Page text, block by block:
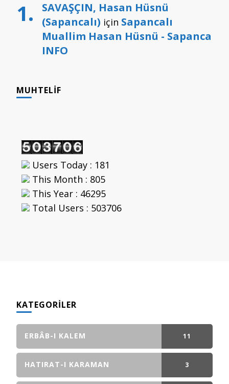
SAVAŞÇIN, Hasan Hüsnü
(Sapancalı) için Sapancalı
Muallim Hasan Hüsnü - Sapanca
INFO
MUHTELIF
Users Today : 181
This Month : 805
This Year : 46295
Total Users : 503706
KATEGORILER
ERBÂB-I KALEM 11
GÖNDERI(LER)
HATIRAT-I KARAMAN 3